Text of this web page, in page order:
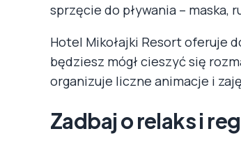
sprzęcie do pływania – maska,
Hotel Mikołajki Resort oferuje
będziesz mógł cieszyć się
organizuje liczne animacje i
Zadbaj o relaks i